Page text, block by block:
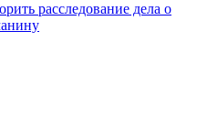
расследование дела о